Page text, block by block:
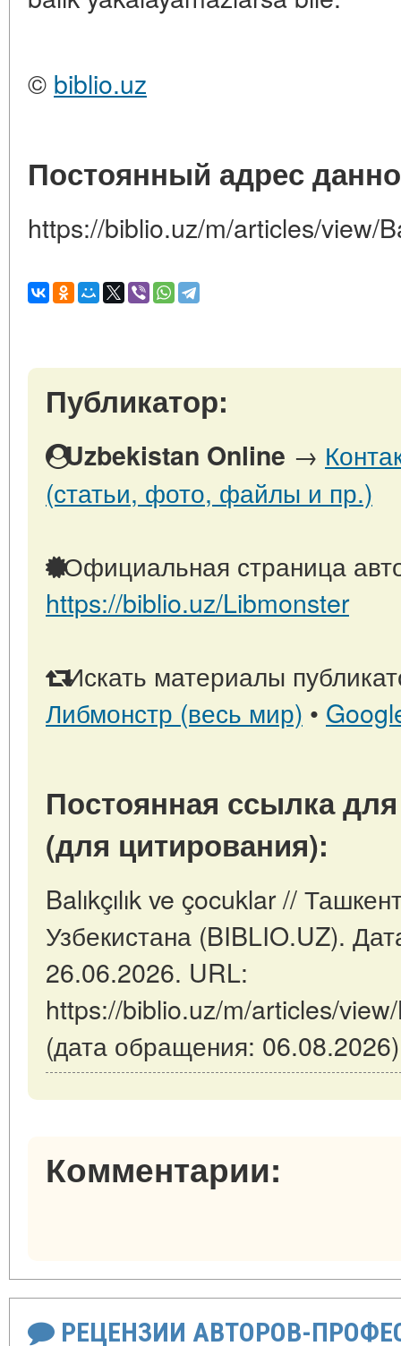
© biblio.uz
Постоянный адрес
https://biblio.uz/m/articles/view/
Публикатор:
Uzbekistan Online →
(статьи, фото, файлы и пр.)
Официальная страница
https://biblio.uz/Libmonster
Искать материалы
Либмонстр (весь мир) •
Постоянная ссылка
(для цитирования):
Balıkçılık ve çocuklar //
Узбекистана (BIBLIO.UZ).
26.06.2026. URL:
https://biblio.uz/m/articles/view/
(дата обращения:
Комментарии:
РЕЦЕНЗИИ АВТОРОВ-